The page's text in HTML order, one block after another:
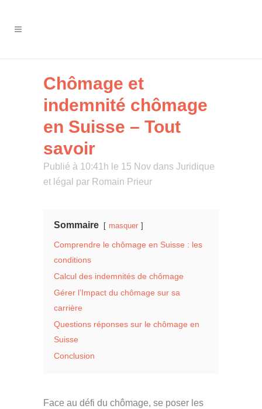
Chômage et
indemnité chômage
en Suisse – Tout
savoir
Publié à 10:41h le 15 Nov dans Juridique
et légal par Romain Prieur
Sommaire masquer
Comprendre le chômage en Suisse : les
conditions
Calcul des indemnités de chômage
Gérer l’Impact du chômage sur sa
carrière
Questions réponses sur le chômage en
Suisse
Conclusion
Face au défi du chômage, se poser les